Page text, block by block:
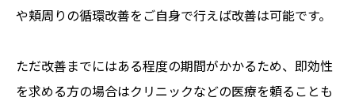
や頬周りの循環改善をご自身で行えば改善は可能です。
ただ改善までにはある程度の期間がかかるため、即効性
を求める方の場合はクリニックなどの医療を頼ることも